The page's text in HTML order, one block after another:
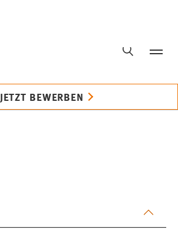
SUCHE
JETZT BEWERBEN